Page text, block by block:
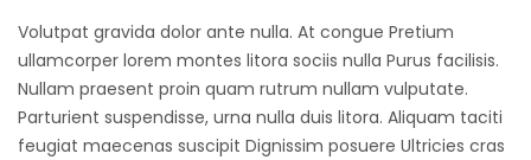
Volutpat gravida dolor ante nulla. At congue Pretium
ullamcorper lorem montes litora sociis nulla Purus facilisis.
Nullam praesent proin quam rutrum nullam vulputate.
Parturient suspendisse, urna nulla duis litora. Aliquam taciti
feugiat maecenas suscipit Dignissim posuere Ultricies cras